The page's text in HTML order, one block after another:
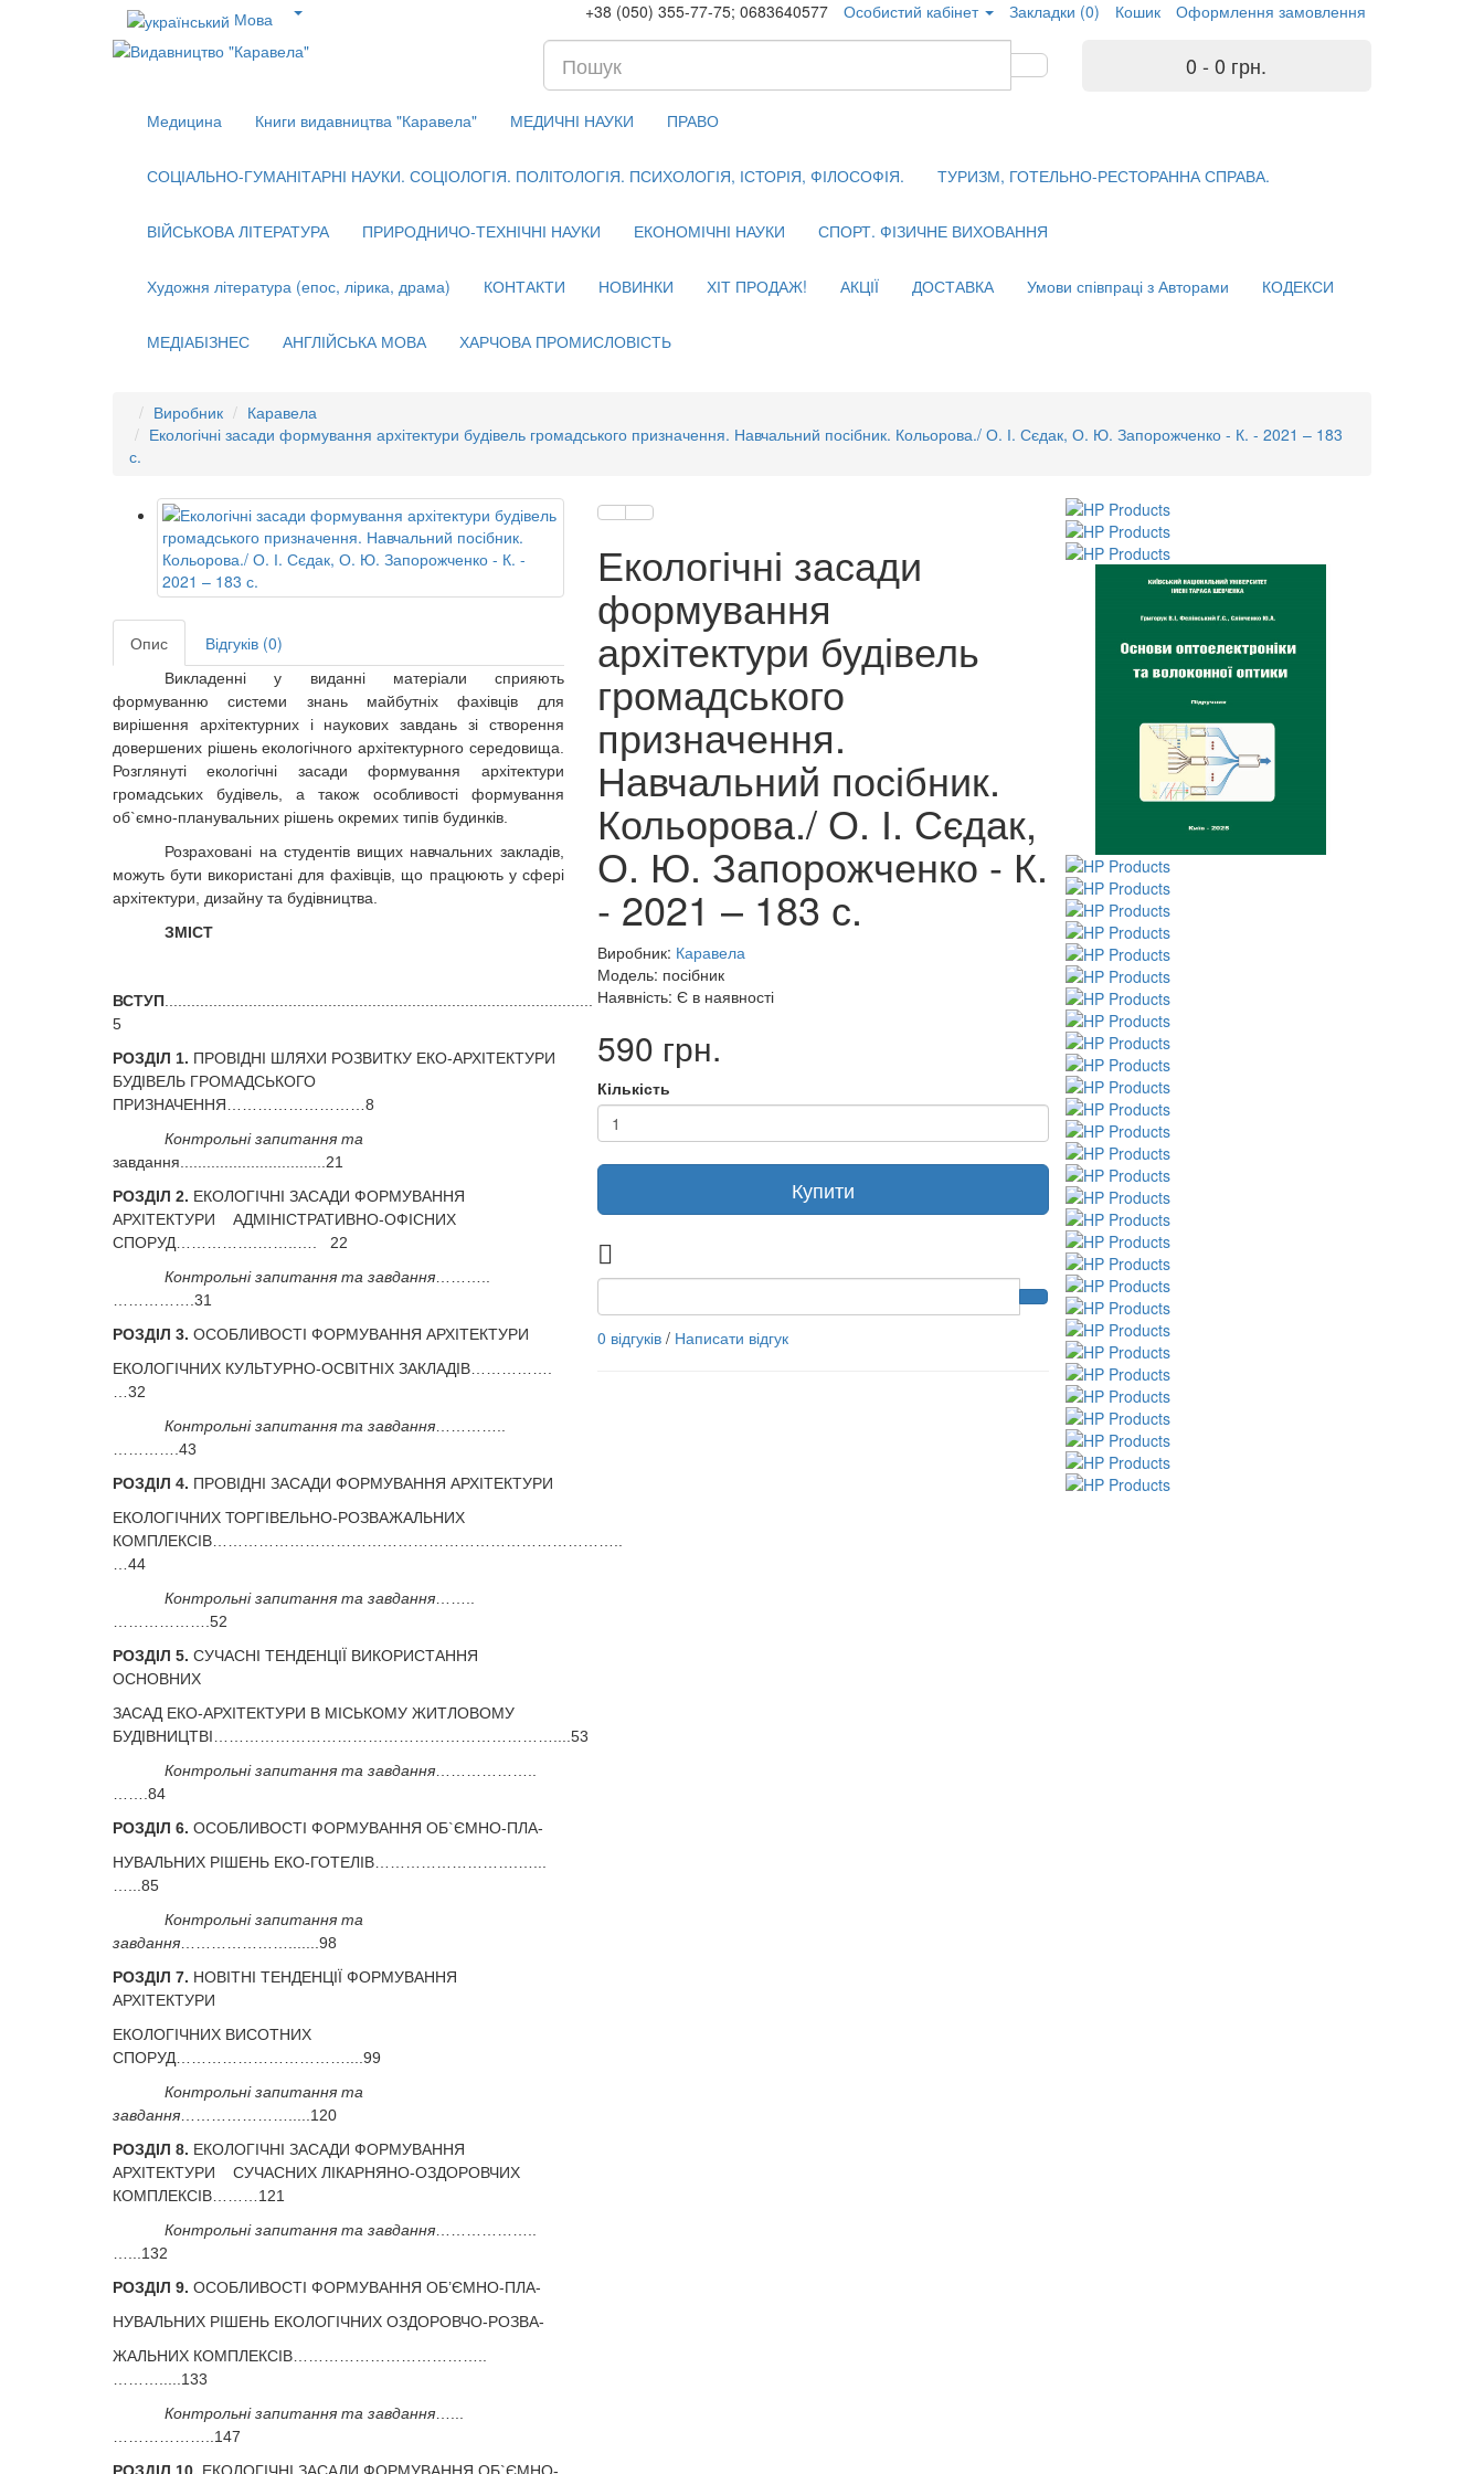
Мова +38 (050) 355-77-75; 0683640577 Особистий кабінет Закладки (0) Кошик Оформлення замовлення
0 - 0 грн.
Медицина Книги видавництва "Каравела" МЕДИЧНІ НАУКИ ПРАВО
СОЦІАЛЬНО-ГУМАНІТАРНІ НАУКИ. СОЦІОЛОГІЯ. ПОЛІТОЛОГІЯ. ПСИХОЛОГІЯ, ІСТОРІЯ, ФІЛОСОФІЯ. ТУРИЗМ, ГОТЕЛЬНО-РЕСТОРАННА СПРАВА.
ВІЙСЬКОВА ЛІТЕРАТУРА ПРИРОДНИЧО-ТЕХНІЧНІ НАУКИ ЕКОНОМІЧНІ НАУКИ СПОРТ. ФІЗИЧНЕ ВИХОВАННЯ
Художня література (епос, лірика, драма) КОНТАКТИ НОВИНКИ ХІТ ПРОДАЖ! АКЦІЇ ДОСТАВКА Умови співпраці з Авторами КОДЕКСИ
МЕДІАБІЗНЕС АНГЛІЙСЬКА МОВА ХАРЧОВА ПРОМИСЛОВІСТЬ
Виробник
Каравела
Екологічні засади формування архітектури будівель громадського призначення. Навчальний посібник. Кольорова./ О. І. Сєдак, О. Ю. Запорожченко - К. - 2021 – 183
с.
Опис Відгуків (0)
Викладенні у виданні матеріали сприяють
формуванню системи знань майбутніх фахівців для
вирішення архітектурних і наукових завдань зі створення
довершених рішень екологічного архітектурного середовища.
Розглянуті екологічні засади формування архітектури
громадських будівель, а також особливості формування
об`ємно-планувальних рішень окремих типів будинків.
Розраховані на студентів вищих навчальних закладів,
можуть бути використані для фахівців, що працюють у сфері
архітектури, дизайну та будівництва.
ЗМІСТ
ВСТУП.................................................................................................
5
РОЗДІЛ 1. ПРОВІДНІ ШЛЯХИ РОЗВИТКУ ЕКО-АРХІТЕКТУРИ
БУДІВЕЛЬ ГРОМАДСЬКОГО
ПРИЗНАЧЕННЯ………………………8
Контрольні запитання та
завдання.................................21
РОЗДІЛ 2. ЕКОЛОГІЧНІ ЗАСАДИ ФОРМУВАННЯ
АРХІТЕКТУРИ АДМІНІСТРАТИВНО-ОФІСНИХ
СПОРУД…………….……..…. 22
Контрольні запитання та завдання………..
…………….31
РОЗДІЛ 3. ОСОБЛИВОСТІ ФОРМУВАННЯ АРХІТЕКТУРИ
ЕКОЛОГІЧНИХ КУЛЬТУРНО-ОСВІТНІХ ЗАКЛАДІВ…………….
…32
Контрольні запитання та завдання…………..
………….43
РОЗДІЛ 4. ПРОВІДНІ ЗАСАДИ ФОРМУВАННЯ АРХІТЕКТУРИ
ЕКОЛОГІЧНИХ ТОРГІВЕЛЬНО-РОЗВАЖАЛЬНИХ
КОМПЛЕКСІВ……………………………………………………………………..
…44
Контрольні запитання та завдання……..
……………….52
РОЗДІЛ 5. СУЧАСНІ ТЕНДЕНЦІЇ ВИКОРИСТАННЯ
ОСНОВНИХ
ЗАСАД ЕКО-АРХІТЕКТУРИ В МІСЬКОМУ ЖИТЛОВОМУ
БУДІВНИЦТВІ…………………………………………………………....53
Контрольні запитання та завдання………………..
…….84
РОЗДІЛ 6. ОСОБЛИВОСТІ ФОРМУВАННЯ ОБ`ЄМНО-ПЛА-
НУВАЛЬНИХ РІШЕНЬ ЕКО-ГОТЕЛІВ……………………….…...
…...85
Контрольні запитання та
завдання………………….......98
РОЗДІЛ 7. НОВІТНІ ТЕНДЕНЦІЇ ФОРМУВАННЯ
АРХІТЕКТУРИ
ЕКОЛОГІЧНИХ ВИСОТНИХ
СПОРУД……………………………....99
Контрольні запитання та
завдання………………….....120
РОЗДІЛ 8. ЕКОЛОГІЧНІ ЗАСАДИ ФОРМУВАННЯ
АРХІТЕКТУРИ СУЧАСНИХ ЛІКАРНЯНО-ОЗДОРОВЧИХ
КОМПЛЕКСІВ………121
Контрольні запитання та завдання………………..
…...132
РОЗДІЛ 9. ОСОБЛИВОСТІ ФОРМУВАННЯ ОБ’ЄМНО-ПЛА-
НУВАЛЬНИХ РІШЕНЬ ЕКОЛОГІЧНИХ ОЗДОРОВЧО-РОЗВА-
ЖАЛЬНИХ КОМПЛЕКСІВ………………………………..
……….....133
Контрольні запитання та завдання…...
………………..147
Екологічні засади
формування
архітектури будівель
громадського
призначення.
Навчальний посібник.
Кольорова./ О. І. Сєдак,
О. Ю. Запорожченко - К.
- 2021 – 183 с.
Виробник: Каравела
Модель: посібник
Наявність: Є в наявності
590 грн.
Кількість
Купити
0 відгуків/ Написати відгук